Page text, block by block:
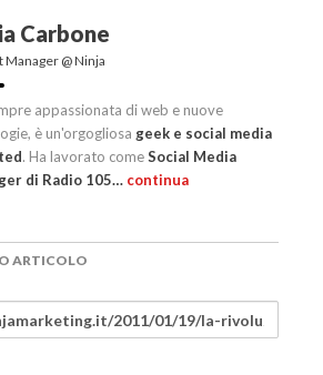
Carbone
Manager @ Ninja
appassionata di web e nuove
è un'orgogliosa geek e social media
. Ha lavorato comeSocial Media
di Radio 105… continua
ARTICOLO